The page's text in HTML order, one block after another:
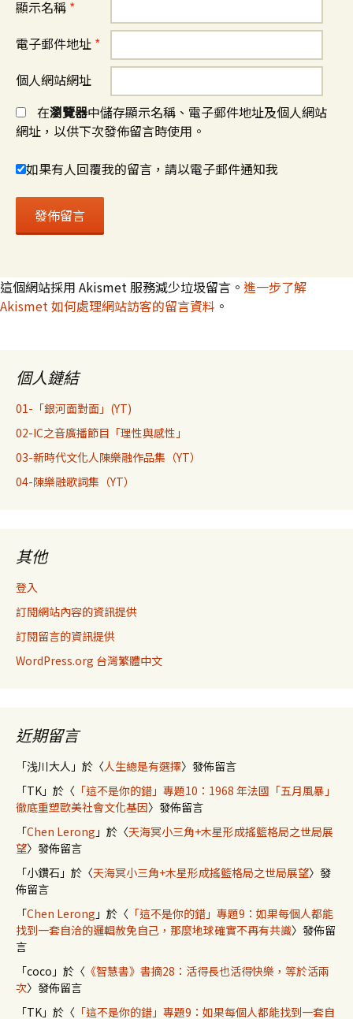
顯示名稱 *
電子郵件地址 *
個人網站網址
在瀏覽器中儲存顯示名稱、電子郵件地址及個人網站
網址，以供下次發佈留言時使用。
如果有人回覆我的留言，請以電子郵件通知我
這個網站採用 Akismet 服務減少垃圾留言。 進一步了解
Akismet 如何處理網站訪客的留言資料 。
個人鏈結
01-「銀河面對面」(YT)
02-IC之音廣播節目「理性與感性」
03-新時代文化人陳樂融作品集（YT）
04-陳樂融歌詞集（YT）
其他
登入
訂閱網站內容的資訊提供
訂閱留言的資訊提供
WordPress.org 台灣繁體中文
近期留言
「浅川大人 」於〈人生總是有選擇〉發佈留言
「TK」於〈 「這不是你的錯」專題10：1968 年法國「五月風暴」
徹底重塑歐美社會文化基因〉發佈留言
「Chen Lerong 」於〈天海冥小三角+木星形成搖籃格局之世局展
望〉發佈留言
「小鑽石 」於〈天海冥小三角+木星形成搖籃格局之世局展望〉發
佈留言
「Chen Lerong 」於〈 「這不是你的錯」專題9：如果每個人都能
找到一套自洽的邏輯赦免自己，那麼地球確實不再有共識〉發佈留
言
「coco 」於〈 《智慧書》書摘28：活得長也活得快樂，等於活兩
次〉發佈留言
「TK」於〈 「這不是你的錯」專題9：如果每個人都能找到一套自